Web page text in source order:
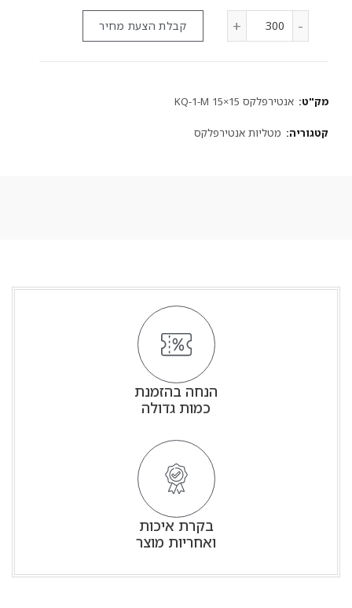
קבלת הצעת מחיר
מק"ט: אנטירפלקס KQ-1-M 15×15
קטגוריה: מטליות אנטירפלקס
הנחה בהזמנת
כמות גדולה
בקרת איכות
ואחריות מוצר